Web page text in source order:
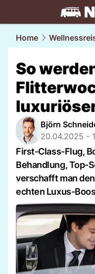
travel.NAU.ch
Home
So
Björn
20.04.2025 -
First-Class-Flug,
Behandlung, Top-
verschafft man
echten Luxus-